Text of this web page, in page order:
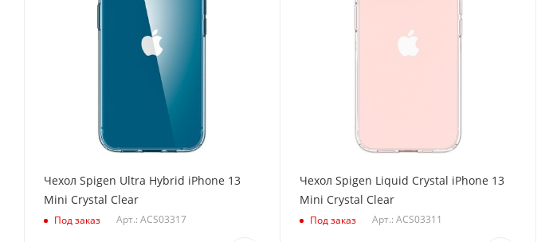
Чехол Spigen Ultra Hybrid iPhone 13
Mini Crystal Clear
Под заказ Арт.: ACS03317
Чехол Spigen Liquid Crystal iPhone 13
Mini Crystal Clear
Под заказ Арт.: ACS03311